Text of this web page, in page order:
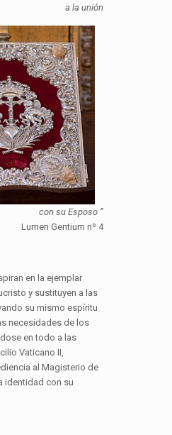
a la unión
con su Esposo ”
Lumen Gentium nº 4
en la ejemplar
y sustituyen a las
su mismo espíritu
necesidades de los
en todo a las
Vaticano II,
al Magisterio de
identidad con su